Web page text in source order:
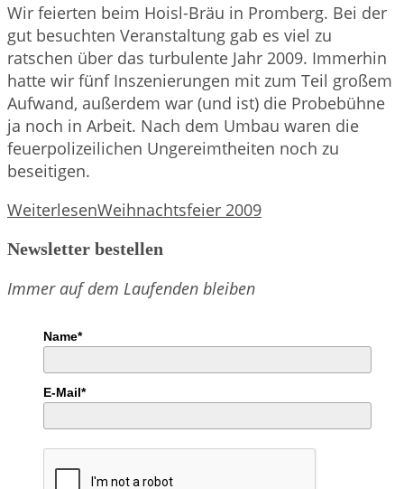
Wir feierten beim Hoisl-Bräu in Promberg. Bei der
gut besuchten Veranstaltung gab es viel zu
ratschen über das turbulente Jahr 2009. Immerhin
hatte wir fünf Inszenierungen mit zum Teil großem
Aufwand, außerdem war (und ist) die Probebühne
ja noch in Arbeit. Nach dem Umbau waren die
feuerpolizeilichen Ungereimtheiten noch zu
beseitigen.
WeiterlesenWeihnachtsfeier 2009
Newsletter bestellen
Immer auf dem Laufenden bleiben
Name*
E-Mail*